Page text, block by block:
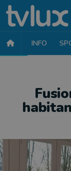
INFO